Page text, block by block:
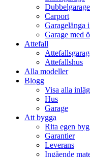
Dubbelgarage
Carport
Garagelänga
Garage med
Attefall
Attefallshus
Alla modeller
Blogg
Visa alla
Hus
Garage
Att bygga
Rita egen
Garantier
Leverans
Ingående